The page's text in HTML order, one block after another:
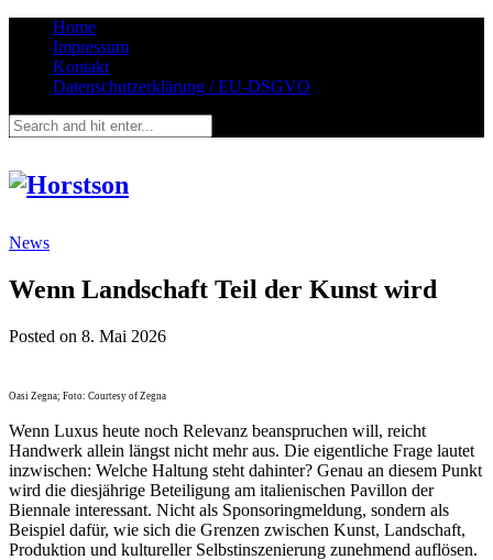
Home
Impressum
Kontakt
Datenschutzerklärung / EU-DSGVO
News
Wenn Landschaft Teil der Kunst wird
Posted on 8. Mai 2026
Oasi Zegna; Foto: Courtesy of Zegna
Wenn Luxus heute noch Relevanz beanspruchen will, reicht
Handwerk allein längst nicht mehr aus. Die eigentliche Frage lautet
inzwischen: Welche Haltung steht dahinter? Genau an diesem Punkt
wird die diesjährige Beteiligung am italienischen Pavillon der
Biennale interessant. Nicht als Sponsoringmeldung, sondern als
Beispiel dafür, wie sich die Grenzen zwischen Kunst, Landschaft,
Produktion und kultureller Selbstinszenierung zunehmend auflösen.